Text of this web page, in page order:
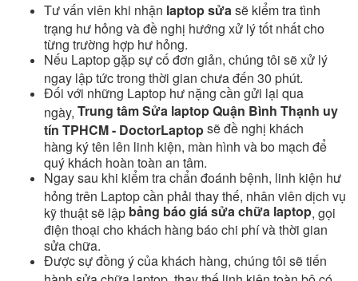
Tư vấn viên khi nhận laptop sửasẽ kiểm tra tình
trạng hư hỏng và đề nghị hướng xử lý tốt nhất cho
từng trường hợp hư hỏng.
Nếu Laptop gặp sự cố đơn giản, chúng tôi sẽ xử lý
ngay lập tức trong thời gian chưa đến 30 phút.
Đối với những Laptop hư nặng cần gửi lại qua
ngày, Trung tâm Sửa laptop Quận Bình Thạnh uy
tín TPHCM - DoctorLaptop sẽ đề nghị khách
hàng ký tên lên linh kiện, màn hình và bo mạch để
quý khách hoàn toàn an tâm.
Ngay sau khi kiểm tra chẩn đoánh bệnh, linh kiện hư
hỏng trên Laptop cần phải thay thế, nhân viên dịch vụ
kỹ thuật sẽ lập bảng báo giá sửa chữa laptop , gọi
điện thoại cho khách hàng báo chi phí và thời gian
sửa chữa.
Được sự đồng ý của khách hàng, chúng tôi sẽ tiến